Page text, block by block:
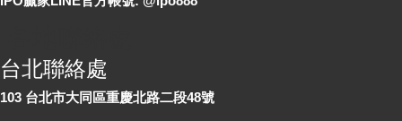
台北聯絡處
103 台北市大同區重慶北路二段48號